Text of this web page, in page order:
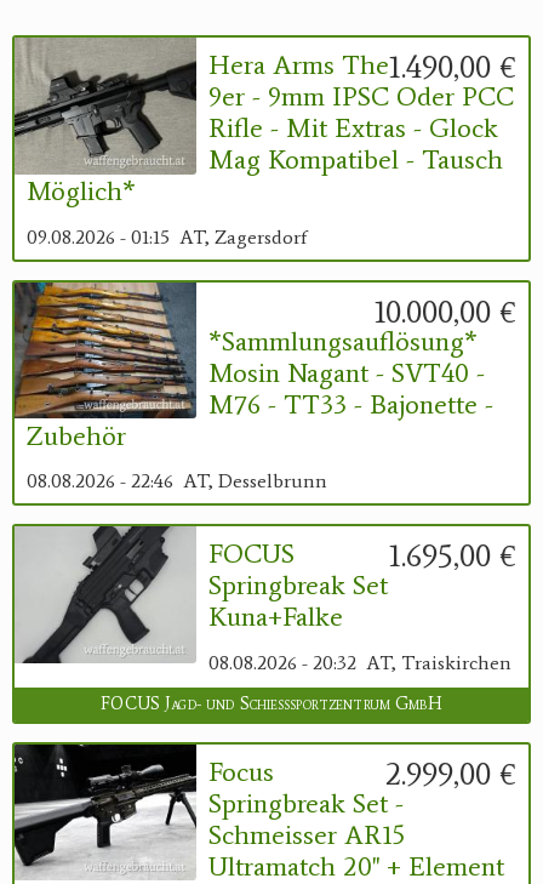
Reviereinrichtungen
1.490,00 €
Hera Arms The
9er - 9mm IPSC Oder PCC
Rifle - Mit Extras - Glock
Mag Kompatibel - Tausch
Möglich*
09.08.2026 - 01:15 AT, Zagersdorf
10.000,00 €
*Sammlungsauflösung*
Mosin Nagant - SVT40 -
M76 - TT33 - Bajonette -
Zubehör
08.08.2026 - 22:46 AT, Desselbrunn
1.695,00 €
FOCUS
Springbreak Set
Kuna+Falke
08.08.2026 - 20:32 AT, Traiskirchen
FOCUS Jagd- und Schießsportzentrum GmbH
2.999,00 €
Focus
Springbreak Set -
Schmeisser AR15
Ultramatch 20" + Element